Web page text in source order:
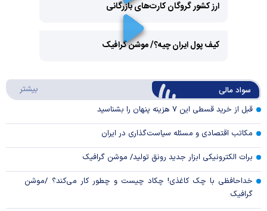
ارز کشور گروگان کارت‌های بازرگانی
Video
کیف پول ایران چیه؟/ موشن گرافیک
سواد مالی بیشتر
قبل از خرید قسطی این ۷ هزینه پنهان را بشناسید
مکاتب اقتصادی و مسئله سیاست‌گذاری در ایران
برات الکترونیکی ابزار جدید رونق تولید/ موشن گرافیک
خداحافظی با چک کاغذی! چکاد چیست و چطور کار می‌کند؟ /موشن
گرافیک